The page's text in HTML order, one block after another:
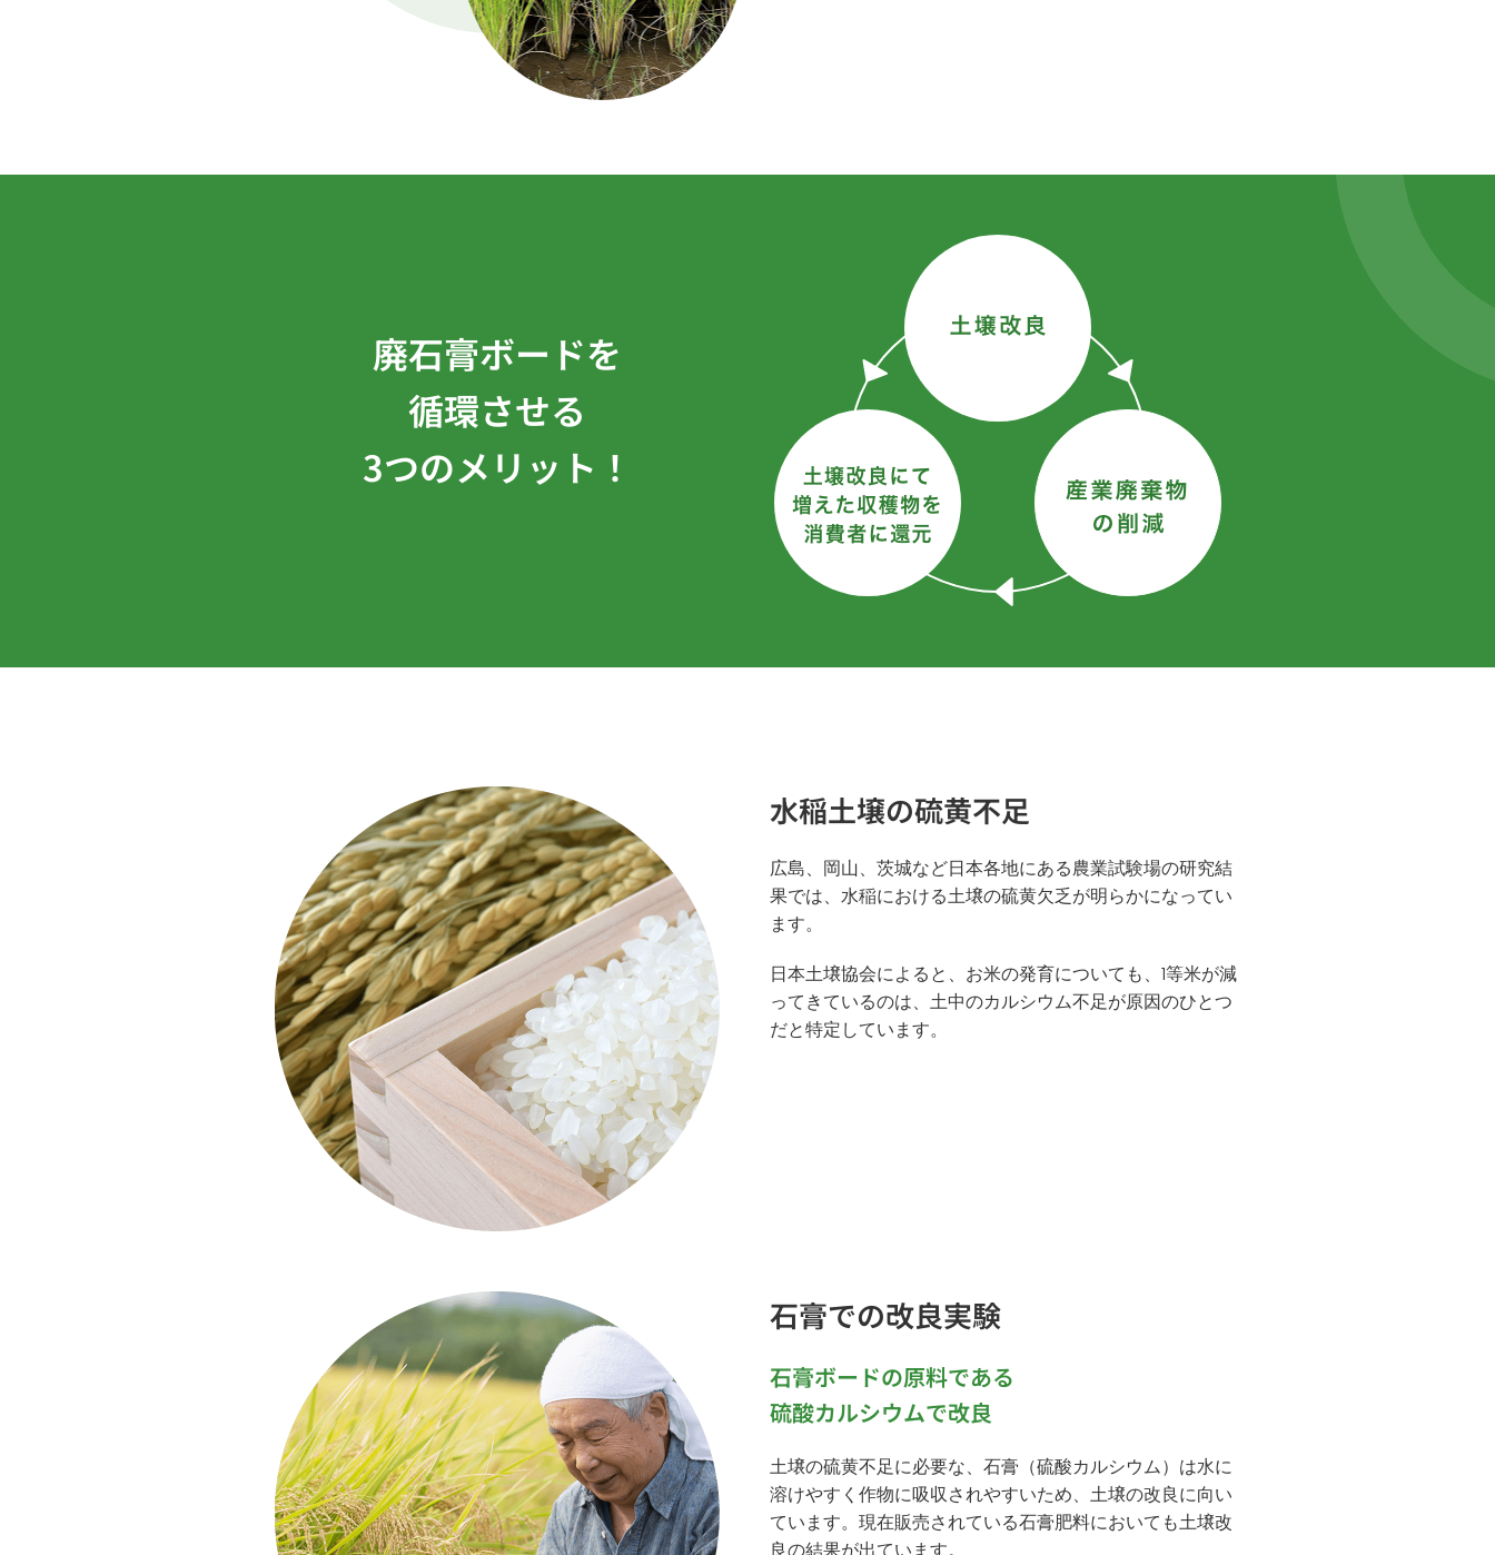
廃石膏ボードを
循環させる
3つのメリット！
水稲土壌の硫黄不足
広島、岡山、茨城など日本各地にある農業試験場の研究結
果では、水稲における土壌の硫黄欠乏が明らかになってい
ます。
日本土壌協会によると、お米の発育についても、1等米が減
ってきているのは、土中のカルシウム不足が原因のひとつ
だと特定しています。
石膏での改良実験
石膏ボードの原料である
硫酸カルシウムで改良
土壌の硫黄不足に必要な、石膏（硫酸カルシウム）は水に
溶けやすく作物に吸収されやすいため、土壌の改良に向い
ています。現在販売されている石膏肥料においても土壌改